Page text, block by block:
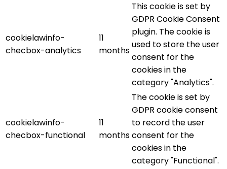
cookielawinfo-
checbox-analytics
11
months
This cookie is set by
GDPR Cookie Consent
plugin. The cookie is
used to store the user
consent for the
cookies in the
category "Analytics".
cookielawinfo-
checbox-functional
11
months
The cookie is set by
GDPR cookie consent
to record the user
consent for the
cookies in the
category "Functional".